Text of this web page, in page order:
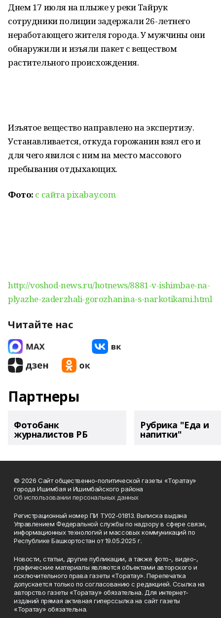
Днем 17 июля на плыже у реки Тайрук
сотрудники полиции задержали 26-летнего
неработающего жителя города. У мужчины они
обнаружили и изъяли пакет с веществом
растительного происхождения.
Изъятое вещество направлено на экспертизу.
Устанавливается, откуда горожанин взял его и
для чего явился с ним на место массового
пребывания отдыхающих.
Фото: с сайта pixabay.com
http://voshod-news.ru/hotnews/8881-v-ishimbae-na-
plyazhe-zaderzhali-gorozhanina-s-narkotikami.html
Читайте нас
Партнеры
Фотобанк
журналистов РБ
Рубрика "Еда и
напитки"
© 2026 Сайт общественно-политической газеты «Торатау»
города Ишимбая и Ишимбайского района
Об использовании персональных данных
Регистрационный номер ПИ ТУ02-01813. Выписка выдана
Управлением Федеральной службы по надзору в сфере связи,
информационных технологий и массовых коммуникаций по
Республике Башкортостан от 19.05.2025 г.
Новости, статьи, другие публикации, а также фото-, видео-,
графические материалы являются объектами авторского и
исключительного права газеты «Торатау». Перепечатка
допускается только по согласованию с редакцией. Ссылка на
авторство газеты «Торатау» обязательна. Для интернет-
изданий прямая активная гиперссылка на сайт газеты
«Торатау» обязательна.